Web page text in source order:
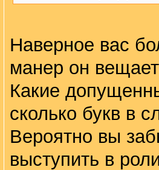
Наверное вас
манер он
Какие
сколько букв в
Вероятно вы
выступить в